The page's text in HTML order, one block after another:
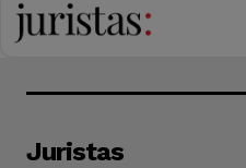
Juristas